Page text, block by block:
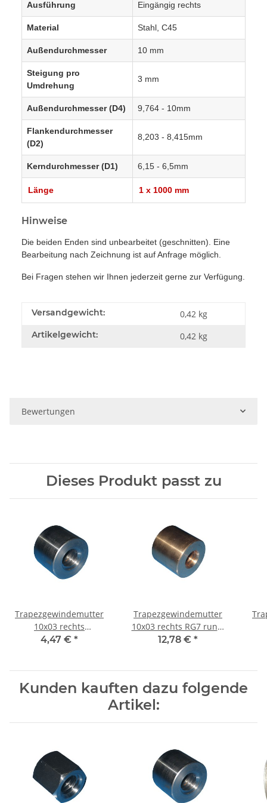
Ausführung Eingängig rechts
Material Stahl, C45
Außendurchmesser 10 mm
Steigung pro
Umdrehung
3 mm
Außendurchmesser (D4) 9,764 - 10mm
Flankendurchmesser
(D2)
8,203 - 8,415mm
Kerndurchmesser (D1) 6,15 - 6,5mm
Länge 1 x 1000 mm
Hinweise
Die beiden Enden sind unbearbeitet (geschnitten). Eine
Bearbeitung nach Zeichnung ist auf Anfrage möglich.
Bei Fragen stehen wir Ihnen jederzeit gerne zur Verfügung.
Versandgewicht: 0,42 kg
Artikelgewicht: 0,42 kg
Bewertungen
Dieses Produkt passt zu
Trapezgewindemutter
10x03 rechts
Automatenstahl rund
4,47 € *
Trapezgewindemutter
10x03 rechts RG7 rund,
Rotguss
12,78 € *
Kunden kauften dazu folgende
Artikel: